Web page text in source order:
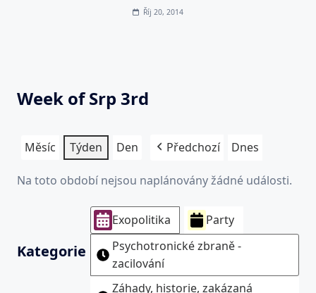
Říj 20, 2014
Week of Srp 3rd
Měsíc Týden Den Předchozí Dnes
Na toto období nejsou naplánovány žádné události.
Kategorie
Exopolitika
Party
Psychotronické zbraně -
zacilování
Záhady, historie, zakázaná